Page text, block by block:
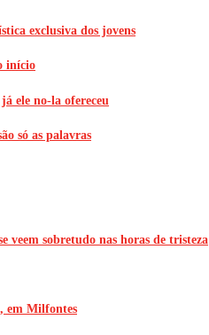
exclusiva dos jovens
início
ele no-la ofereceu
só as palavras
veem sobretudo nas horas de tristeza
em Milfontes